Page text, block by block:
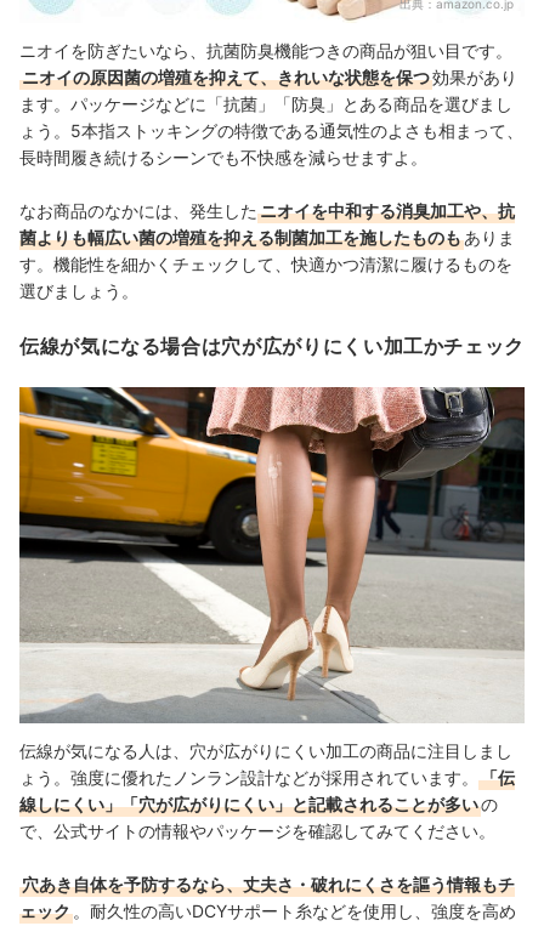
出典： amazon.co.jp
ニオイを防ぎたいなら、抗菌防臭機能つきの商品が狙い目です。
ニオイの原因菌の増殖を抑えて、きれいな状態を保つ効果があり
ます。パッケージなどに「抗菌」「防臭」とある商品を選びまし
ょう 。 5本指ストッキングの特徴である通気性のよさも相まって、
長時間履き続けるシーンでも不快感を減らせますよ。
なお商品のなかには、発生した ニオイを中和する消臭加工や、抗
菌よりも幅広い菌の増殖を抑える制菌加工を施したものもありま
す。機能性を細かくチェックして、快適かつ清潔に履けるものを
選びましょう。
伝線が気になる場合は穴が広がりにくい加工かチェック
伝線が気になる人は、穴が広がりにくい加工の商品に注目しまし
ょう。強度に優れたノンラン設計などが採用されています。
「伝
線しにくい」「穴が広がりにくい」と記載されることが多いの
で、公式サイトの情報やパッケージを確認してみてください。
穴あき自体を予防するなら、丈夫さ・破れにくさを謳う情報もチ
ェック 。耐久性の高いDCYサポート糸などを使用し、強度を高め